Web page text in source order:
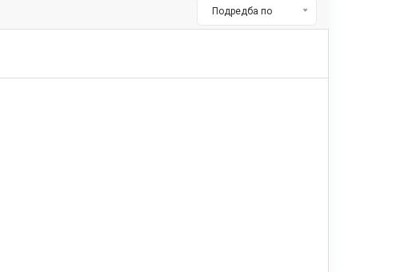
Подредба по